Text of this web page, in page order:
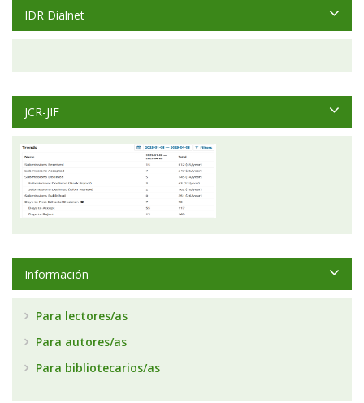
IDR Dialnet
JCR-JIF
Información
Para lectores/as
Para autores/as
Para bibliotecarios/as